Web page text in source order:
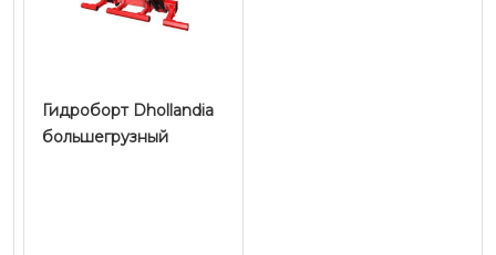
Гидроборт Dhollandia
большегрузный